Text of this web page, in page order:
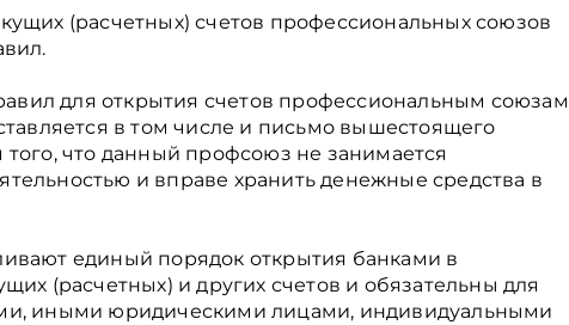
(расчетных) счетов профессиональных союзов
для открытия счетов профессиональным союзам
в том числе и письмо вышестоящего
что данный профсоюз не занимается
и вправе хранить денежные средства в
единый порядок открытия банками в
(расчетных) и других счетов и обязательны для
иными юридическими лицами, индивидуальными